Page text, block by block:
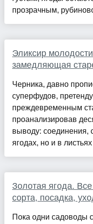
прозрачным,
Эликсир
замедляющая
Черника, давно
суперфудов,
преждевременным
проанализировав
выводу: соединения,
ягодах, но и в
Золотая ягода.
сорта, посадка,
Пока одни садоводы